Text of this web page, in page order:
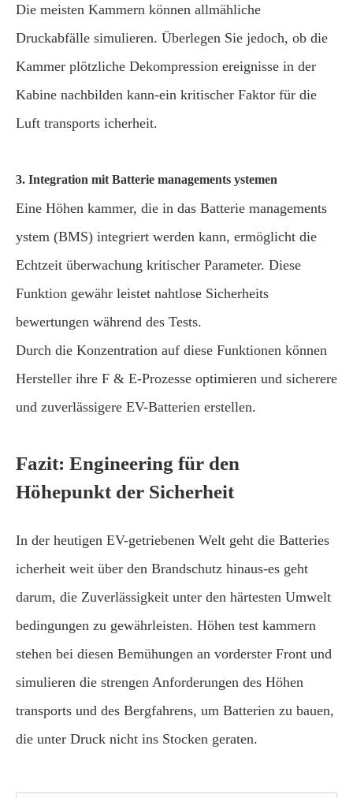
Die meisten Kammern können allmähliche
Druckabfälle simulieren. Überlegen Sie jedoch, ob die
Kammer plötzliche Dekompression ereignisse in der
Kabine nachbilden kann-ein kritischer Faktor für die
Luft transports icherheit.
3. Integration mit Batterie managements ystemen
Eine Höhen kammer, die in das Batterie managements
ystem (BMS) integriert werden kann, ermöglicht die
Echtzeit überwachung kritischer Parameter. Diese
Funktion gewähr leistet nahtlose Sicherheits
bewertungen während des Tests.
Durch die Konzentration auf diese Funktionen können
Hersteller ihre F & E-Prozesse optimieren und sicherere
und zuverlässigere EV-Batterien erstellen.
Fazit: Engineering für den
Höhepunkt der Sicherheit
In der heutigen EV-getriebenen Welt geht die Batteries
icherheit weit über den Brandschutz hinaus-es geht
darum, die Zuverlässigkeit unter den härtesten Umwelt
bedingungen zu gewährleisten. Höhen test kammern
stehen bei diesen Bemühungen an vorderster Front und
simulieren die strengen Anforderungen des Höhen
transports und des Bergfahrens, um Batterien zu bauen,
die unter Druck nicht ins Stocken geraten.